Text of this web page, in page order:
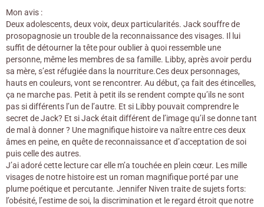
Mon avis :
Deux adolescents, deux voix, deux particularités. Jack souffre de
prosopagnosie un trouble de la reconnaissance des visages. Il lui
suffit de détourner la tête pour oublier à quoi ressemble une
personne, même les membres de sa famille. Libby, après avoir perdu
sa mère, s’est réfugiée dans la nourriture.Ces deux personnages,
hauts en couleurs, vont se rencontrer. Au début, ça fait des étincelles,
ça ne marche pas. Petit à petit ils se rendent compte qu’ils ne sont
pas si différents l’un de l’autre. Et si Libby pouvait comprendre le
secret de Jack? Et si Jack était différent de l’image qu’il se donne tant
de mal à donner ? Une magnifique histoire va naître entre ces deux
âmes en peine, en quête de reconnaissance et d’acceptation de soi
puis celle des autres.
J’ai adoré cette lecture car elle m’a touchée en plein cœur. Les mille
visages de notre histoire est un roman magnifique porté par une
plume poétique et percutante. Jennifer Niven traite de sujets forts:
l’obésité, l’estime de soi, la discrimination et le regard étroit que notre